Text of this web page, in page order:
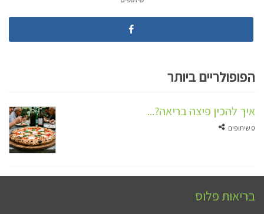
הפופולריים ביותר
איך להכין פיצה בריאה?...
0 שיתופים
בריאות פלוס